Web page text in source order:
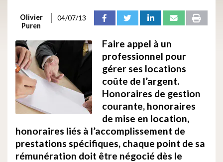
Olivier
Puren
04/07/13
Faire appel à un
professionnel pour
gérer ses locations
coûte de l’argent.
Honoraires de gestion
courante, honoraires
de mise en location,
honoraires liés à l’accomplissement de
prestations spécifiques, chaque point de sa
rémunération doit être négocié dès le